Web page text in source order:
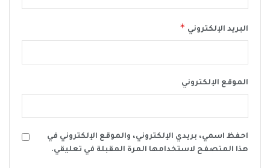
البريد الإلكتروني *
الموقع الإلكتروني
احفظ اسمي، بريدي الإلكتروني، والموقع الإلكتروني في
هذا المتصفح لاستخدامها المرة المقبلة في تعليقي.